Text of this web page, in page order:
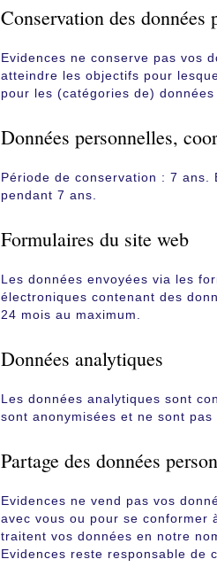
Conservation des données
Evidences ne conserve pas vos
atteindre les objectifs pour
pour les (catégories de)
Données personnelles,
Période de conservation : 7
pendant 7 ans.
Formulaires du site web
Les données envoyées via les
électroniques contenant des
24 mois au maximum.
Données analytiques
Les données analytiques sont
sont anonymisées et ne sont
Partage des données
Evidences ne vend pas vos
avec vous ou pour se conformer
traitent vos données en notre
Evidences reste responsable de